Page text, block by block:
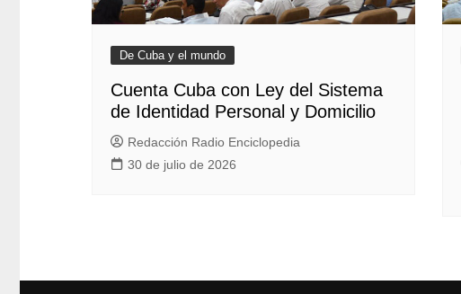
De Cuba y el mundo
Cuenta Cuba con Ley del Sistema
de Identidad Personal y Domicilio
Redacción Radio Enciclopedia
30 de julio de 2026